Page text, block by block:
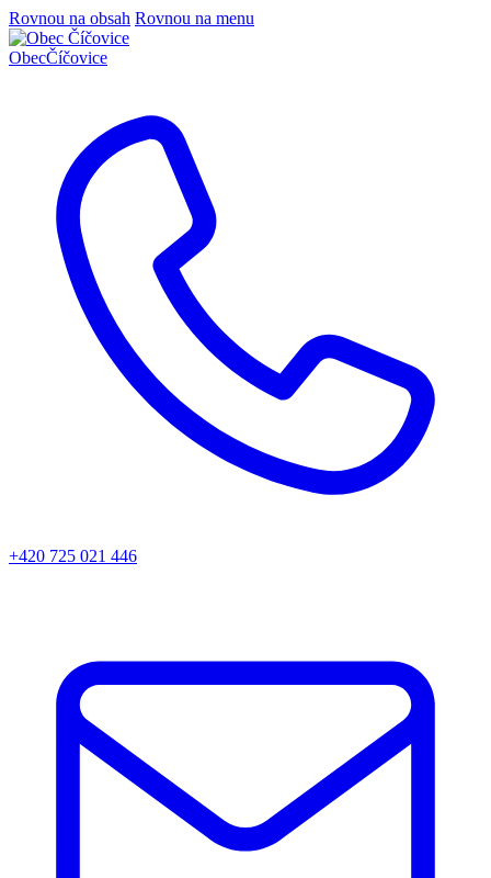
Rovnou na obsah Rovnou na menu
ObecČíčovice
+420 725 021 446